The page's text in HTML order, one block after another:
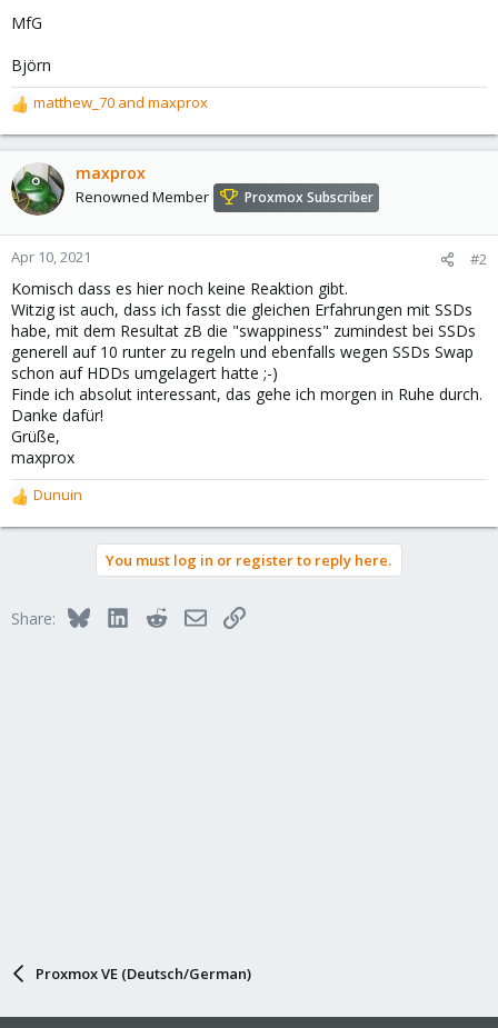
MfG
Björn
R
e
a
c
t
o
n
:
matthew_70 and maxprox
maxprox
Renowned Member Proxmox Subscriber
Apr 10, 2021 #2
Komisch dass es hier noch keine Reaktion gibt.
Witzig ist auch, dass ich fasst die gleichen Erfahrungen mit SSDs
habe, mit dem Resultat zB die "swappiness" zumindest bei SSDs
generell auf 10 runter zu regeln und ebenfalls wegen SSDs Swap
schon auf HDDs umgelagert hatte ;-)
Finde ich absolut interessant, das gehe ich morgen in Ruhe durch.
Danke dafür!
Grüße,
maxprox
R
e
o
Dunuin
You must log in or register to reply here.
Share: BlueskyLinkedInRedditEmailLink
Proxmox VE (Deutsch/German)